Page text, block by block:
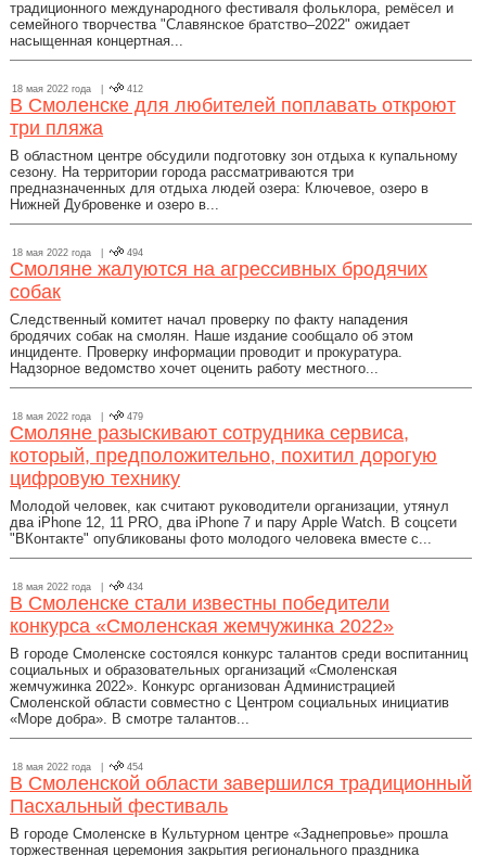
традиционного международного фестиваля фольклора, ремёсел и
семейного творчества "Славянское братство–2022" ожидает
насыщенная концертная...
18 мая 2022 года | 412
В Смоленске для любителей поплавать откроют
три пляжа
В областном центре обсудили подготовку зон отдыха к купальному
сезону. На территории города рассматриваются три
предназначенных для отдыха людей озера: Ключевое, озеро в
Нижней Дубровенке и озеро в...
18 мая 2022 года | 494
Смоляне жалуются на агрессивных бродячих
собак
Следственный комитет начал проверку по факту нападения
бродячих собак на смолян. Наше издание сообщало об этом
инциденте. Проверку информации проводит и прокуратура.
Надзорное ведомство хочет оценить работу местного...
18 мая 2022 года | 479
Смоляне разыскивают сотрудника сервиса,
который, предположительно, похитил дорогую
цифровую технику
Молодой человек, как считают руководители организации, утянул
два iPhone 12, 11 PRO, два iPhone 7 и пару Apple Watch. В соцсети
"ВКонтакте" опубликованы фото молодого человека вместе с...
18 мая 2022 года | 434
В Смоленске стали известны победители
конкурса «Смоленская жемчужинка 2022»
В городе Смоленске состоялся конкурс талантов среди воспитанниц
социальных и образовательных организаций «Смоленская
жемчужинка 2022». Конкурс организован Администрацией
Смоленской области совместно с Центром социальных инициатив
«Море добра». В смотре талантов...
18 мая 2022 года | 454
В Смоленской области завершился традиционный
Пасхальный фестиваль
В городе Смоленске в Культурном центре «Заднепровье» прошла
торжественная церемония закрытия регионального праздника